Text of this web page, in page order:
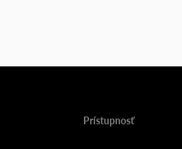
Prístupnosť